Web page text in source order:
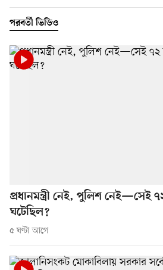
পরবর্তী ভিডিও
প্রধানমন্ত্রী নেই, পুলিশ নেই—সেই
ঘটেছিল?
৫ ঘণ্টা আগে